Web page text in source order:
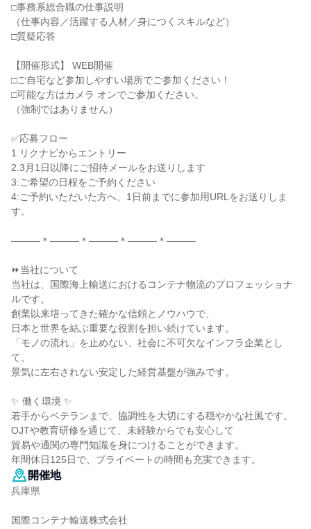
□事務系総合職の仕事説明
（仕事内容／活躍する人材／身につくスキルなど）
□質疑応答
【開催形式】 WEB開催
□ご自宅など参加しやすい場所でご参加ください！
□可能な方はカメラ オンでご参加ください。
（強制ではありません）
✅応募フロー
1.リクナビからエントリー
2.3月1日以降にご招待メールをお送りします
3:ご希望の日程をご予約ください
4:ご予約いただいた方へ、1日前までに参加用URLをお送りしま
す。
―――＊―――＊―――＊―――＊―――
⏩当社について
当社は、国際海上輸送におけるコンテナ物流のプロフェッショナ
ルです。
創業以来培ってきた確かな信頼とノウハウで、
日本と世界を結ぶ重要な役割を担い続けています。
「モノの流れ」を止めない、社会に不可欠なインフラ企業とし
て、
景気に左右されない安定した経営基盤が強みです。
✨ 働く環境 ✨
若手からベテランまで、協調性を大切にする穏やかな社風です。
OJTや教育研修を通じて、未経験からでも安心して
貿易や通関の専門知識を身につけることができます。
年間休日125日で、プライベートの時間も充実できます。
開催地
兵庫県
国際コンテナ輸送株式会社